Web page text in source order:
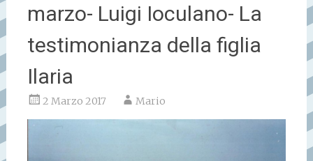
marzo- Luigi Ioculano- La
testimonianza della figlia
Ilaria
2 Marzo 2017 Mario